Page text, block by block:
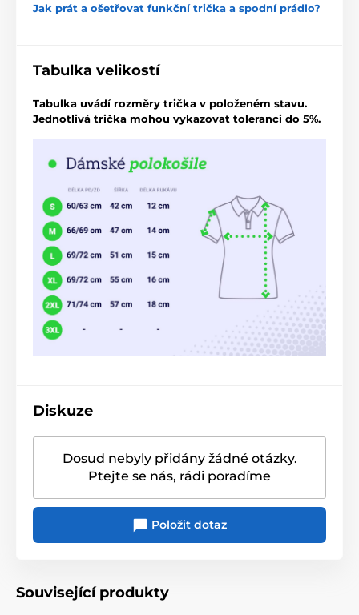
Jak prát a ošetřovat funkční trička a spodní prádlo?
Tabulka velikostí
Tabulka uvádí rozměry trička v položeném stavu.
Jednotlivá trička mohou vykazovat toleranci do 5%.
Diskuze
Dosud nebyly přidány žádné otázky.
Ptejte se nás, rádi poradíme
Položit dotaz
Související produkty